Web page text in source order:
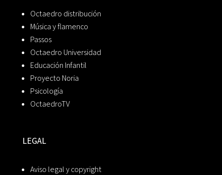
Octaedro distribución
Música y flamenco
Passos
Octaedro Universidad
Educación Infantil
Proyecto Noria
Psicología
OctaedroTV
LEGAL
Aviso legal y copyright